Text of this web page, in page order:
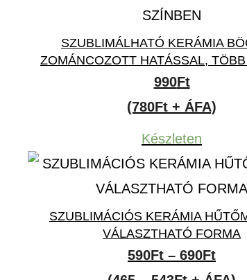
SZUBLIMÁLHATÓ KERÁMIA
ZOMÁNCOZOTT HATÁSSAL,
990Ft
(780Ft + ÁFA)
Készleten
SZUBLIMÁCIÓS KERÁMIA
VÁLASZTHATÓ FORMA
590Ft – 690Ft